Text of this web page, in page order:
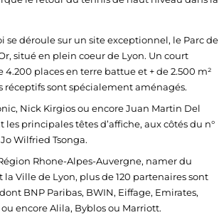
se déroule sur un site exceptionnel, le Parc de
situé en plein coeur de Lyon. Un court
4.200 places en terre battue et + de 2.500 m²
réceptifs sont spécialement aménagés.
Nick Kirgios ou encore Juan Martin Del
les principales têtes d’affiche, aux côtés du n°
Wilfried Tsonga.
Rhone-Alpes-Auvergne, namer du
la Ville de Lyon, plus de 120 partenaires sont
BNP Paribas, BWIN, Eiffage, Emirates,
encore Alila, Byblos ou Marriott.